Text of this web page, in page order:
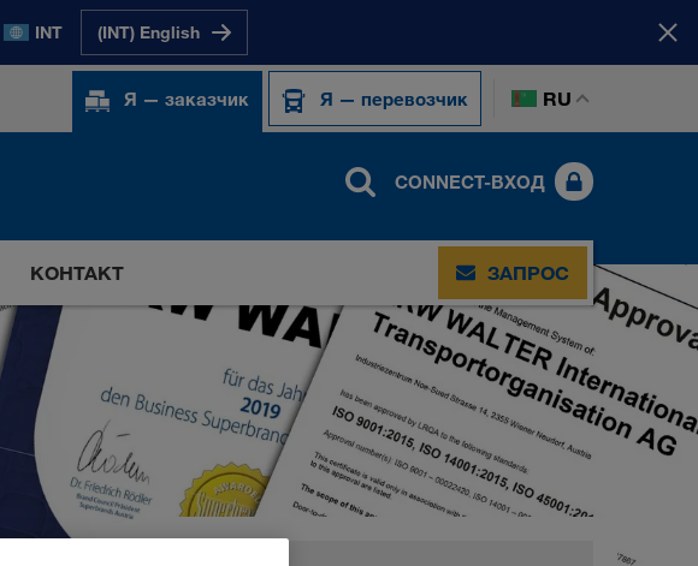
INT (INT) English
Я — заказчик Я — перевозчик RU
CONNECT-ВХОД
КОНТАКТ ЗАПРОС